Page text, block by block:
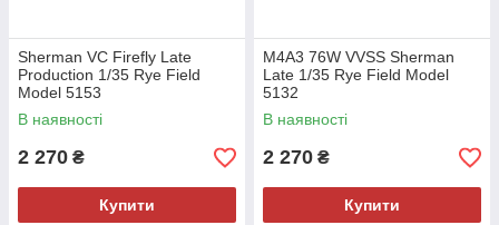
Sherman VC Firefly Late
Production 1/35 Rye Field
Model 5153
В наявності
2 270 ₴
Купити
M4A3 76W VVSS Sherman
Late 1/35 Rye Field Model
5132
В наявності
2 270 ₴
Купити